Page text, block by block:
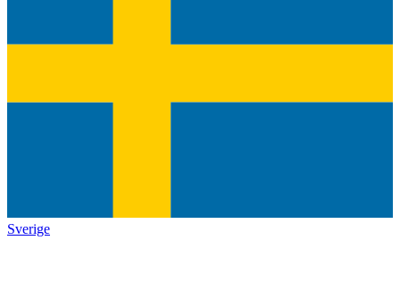
Sverige